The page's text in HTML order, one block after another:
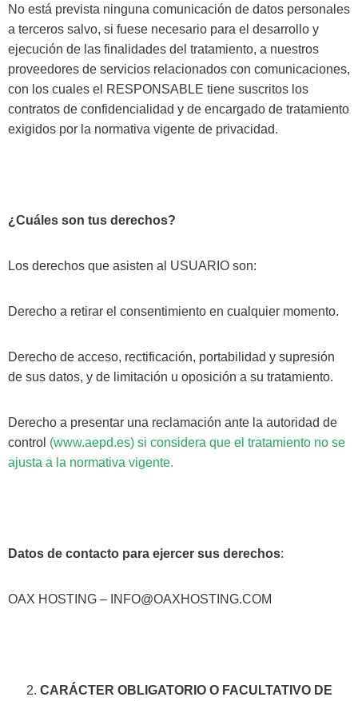
No está prevista ninguna comunicación de datos personales
a terceros salvo, si fuese necesario para el desarrollo y
ejecución de las finalidades del tratamiento, a nuestros
proveedores de servicios relacionados con comunicaciones,
con los cuales el RESPONSABLE tiene suscritos los
contratos de confidencialidad y de encargado de tratamiento
exigidos por la normativa vigente de privacidad.
¿Cuáles son tus derechos?
Los derechos que asisten al USUARIO son:
Derecho a retirar el consentimiento en cualquier momento.
Derecho de acceso, rectificación, portabilidad y supresión
de sus datos, y de limitación u oposición a su tratamiento.
Derecho a presentar una reclamación ante la autoridad de
control (www.aepd.es) si considera que el tratamiento no se
ajusta a la normativa vigente.
Datos de contacto para ejercer sus derechos:
OAX HOSTING – INFO@OAXHOSTING.COM
CARÁCTER OBLIGATORIO O FACULTATIVO DE